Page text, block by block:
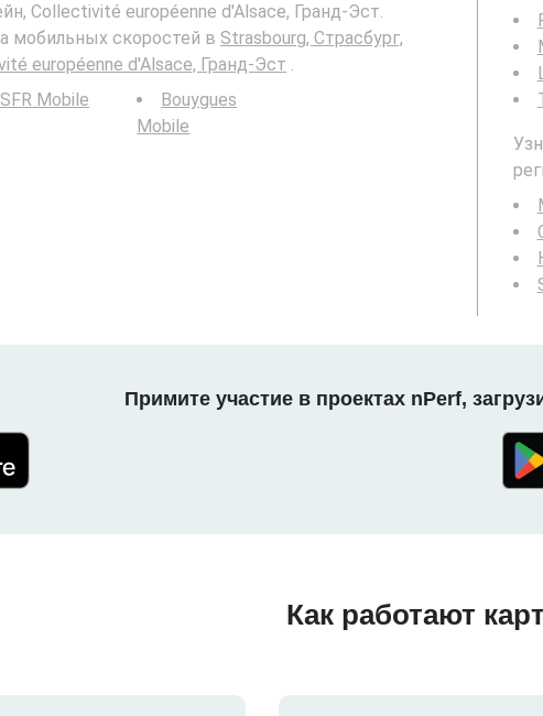
Collectivité européenne d'Alsace, Гранд-Эст.
мобильных скоростей в Strasbourg, Страсбург,
européenne d'Alsace, Гранд-Эст .
SFR Mobile
Bouygues
Mobile
Примите участие в проектах nPerf,
Как работают